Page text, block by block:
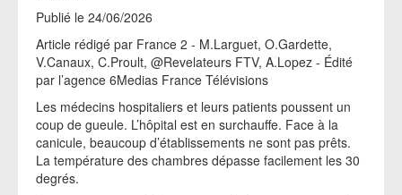
Publié le 24/06/2026
Article rédigé par France 2 - M.Larguet, O.Gardette,
V.Canaux, C.Proult, @Revelateurs FTV, A.Lopez - Édité
par l’agence 6Medias France Télévisions
Les médecins hospitaliers et leurs patients poussent un
coup de gueule. L’hôpital est en surchauffe. Face à la
canicule, beaucoup d’établissements ne sont pas prêts.
La température des chambres dépasse facilement les 30
degrés.